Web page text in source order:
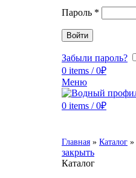
Пароль *
Войти
Забыли пароль?
0 items / 0₽
Меню
0 items / 0₽
Главная » Каталог »
закрыть
Каталог